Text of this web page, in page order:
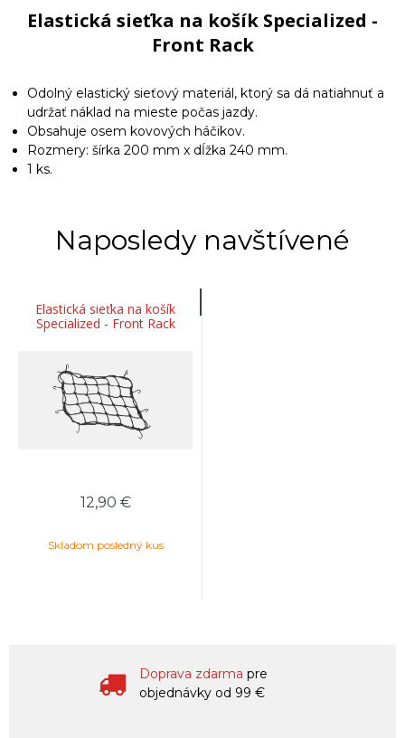
Elastická sieťka na košík Specialized -
Front Rack
Odolný elastický sieťový materiál, ktorý sa dá natiahnuť a
udržať náklad na mieste počas jazdy.
Obsahuje osem kovových háčikov.
Rozmery: šírka 200 mm x dĺžka 240 mm.
1 ks.
Naposledy navštívené
Elastická sieťka na košík
Specialized - Front Rack
12,90 €
Skladom posledný kus
Doprava zdarma pre
objednávky od 99 €